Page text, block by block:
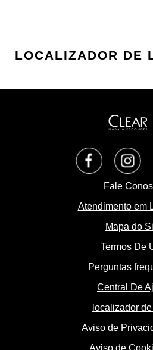
LOCALIZADOR DE
Opens in a
Fale
Atendimento em
Mapa do
Termos De
Perguntas
Central De
localizador
Aviso de
Aviso de